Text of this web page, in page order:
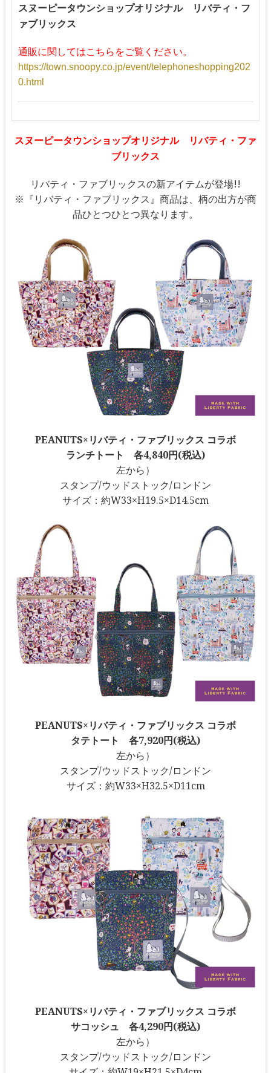
スヌーピータウンショップオリジナル リバティ・フ
ァブリックス
通販に関してはこちらをご覧ください。
https://town.snoopy.co.jp/event/telephoneshopping202
0.html
スヌーピータウンショップオリジナル リバティ・ファ
ブリックス
リバティ・ファブリックスの新アイテムが登場!!
※『リバティ・ファブリックス』商品は、柄の出方が商
品ひとつひとつ異なります。
PEANUTS×リバティ・ファブリックス コラボ
ランチトート 各4,840円(税込)
左から）
スタンプ/ウッドストック/ロンドン
サイズ：約W33×H19.5×D14.5cm
PEANUTS×リバティ・ファブリックス コラボ
タテトート 各7,920円(税込)
左から）
スタンプ/ウッドストック/ロンドン
サイズ：約W33×H32.5×D11cm
PEANUTS×リバティ・ファブリックス コラボ
サコッシュ 各4,290円(税込)
左から）
スタンプ/ウッドストック/ロンドン